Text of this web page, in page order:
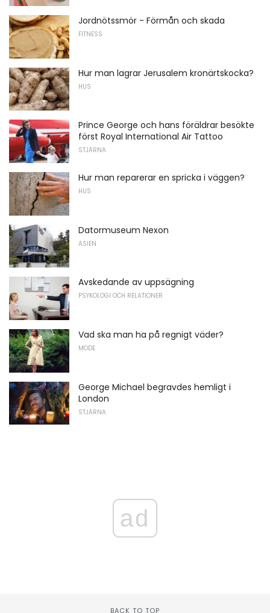
Jordnötssmör - Förmån och skada
FITNESS
Hur man lagrar Jerusalem kronärtskocka?
HUS
Prince George och hans föräldrar besökte
först Royal International Air Tattoo
STJÄRNA
Hur man reparerar en spricka i väggen?
HUS
Datormuseum Nexon
ASIEN
Avskedande av uppsägning
PSYKOLOGI OCH RELATIONER
Vad ska man ha på regnigt väder?
MODE
George Michael begravdes hemligt i
London
STJÄRNA
ad
BACK TO TOP